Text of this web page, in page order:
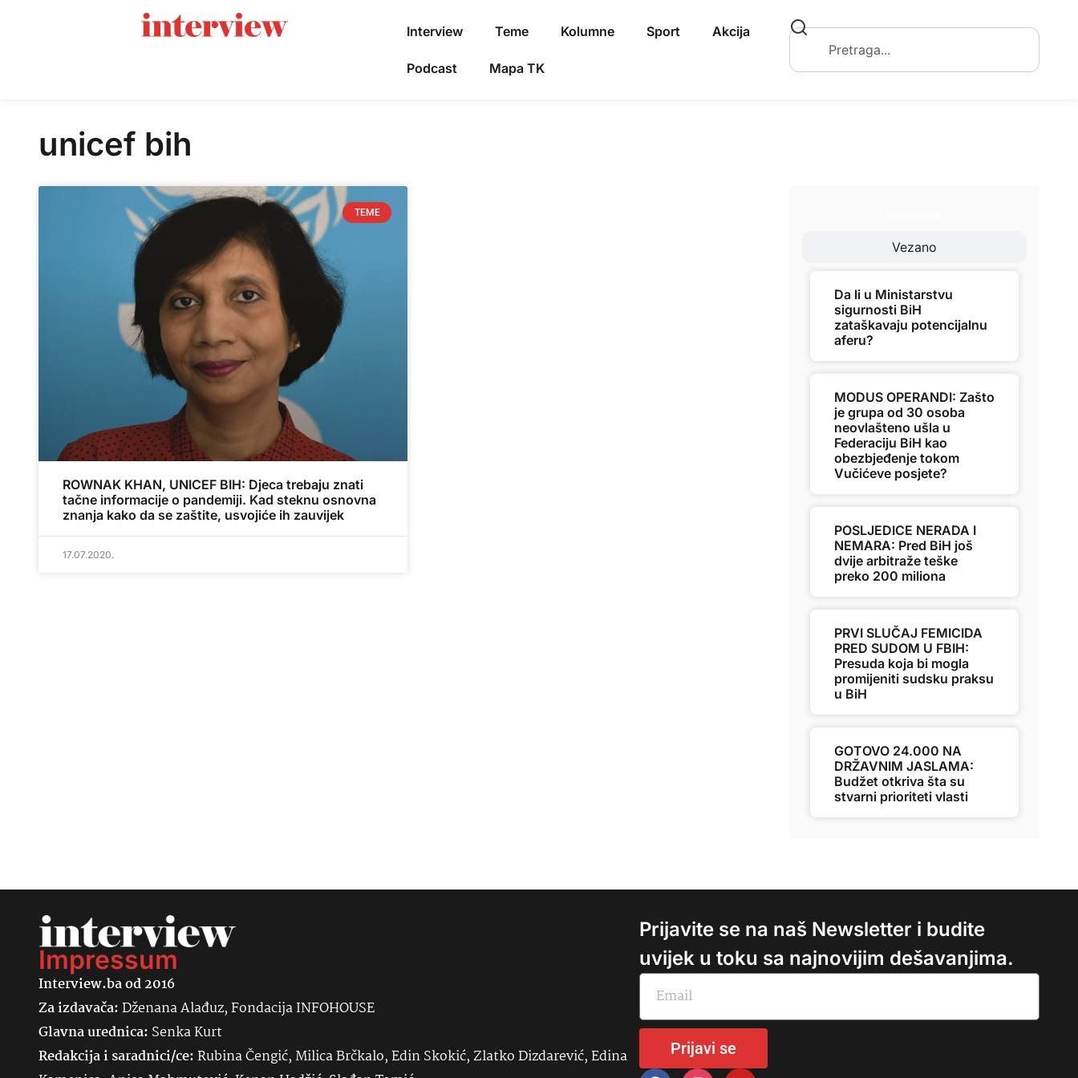
Interview Teme Kolumne Sport Akcija
Podcast Mapa TK
unicef bih
TEME
ROWNAK KHAN, UNICEF BIH: Djeca trebaju znati
tačne informacije o pandemiji. Kad steknu osnovna
znanja kako da se zaštite, usvojiće ih zauvijek
17.07.2020.
Vezano
Da li u Ministarstvu
sigurnosti BiH
zataškavaju potencijalnu
aferu?
MODUS OPERANDI: Zašto
je grupa od 30 osoba
neovlašteno ušla u
Federaciju BiH kao
obezbjeđenje tokom
Vučićeve posjete?
POSLJEDICE NERADA I
NEMARA: Pred BiH još
dvije arbitraže teške
preko 200 miliona
PRVI SLUČAJ FEMICIDA
PRED SUDOM U FBIH:
Presuda koja bi mogla
promijeniti sudsku praksu
u BiH
GOTOVO 24.000 NA
DRŽAVNIM JASLAMA:
Budžet otkriva šta su
stvarni prioriteti vlasti
Impressum
Interview.ba od 2016
Za izdavača:Dženana Alađuz, Fondacija INFOHOUSE
Glavna urednica: SenkaKurt
Redakcija i saradnici/ce:Rubina Čengić, Milica Brčkalo, Edin Skokić, Zlatko Dizdarević, Edina
Prijavite se na naš Newsletter i budite
uvijek u toku sa najnovijim dešavanjima.
Prijavi se